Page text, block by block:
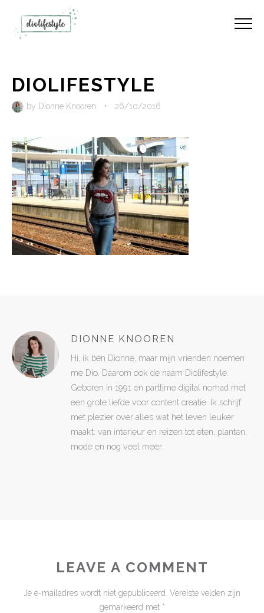
DIOLIFESTYLE
by Dionne Knooren • 26/10/2016
DIONNE KNOOREN
Hi, ik ben Dionne, maar mijn vrienden noemen
me Dio. Daarom ook de naam Diolifestyle.
Geboren in 1991 en parttime digital nomad met
een grote liefde voor content creatie. Ik schrijf
met plezier over alles wat het leven leuker
maakt: van interieur en reizen tot eten, planten,
mode en nog veel meer.
LEAVE A COMMENT
Je e-mailadres wordt niet gepubliceerd. Vereiste velden zijn
gemarkeerd met *